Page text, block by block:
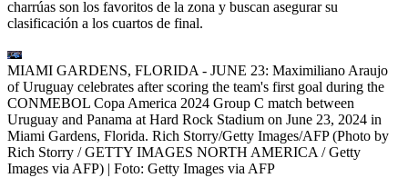
charrúas son los favoritos de la zona y buscan asegurar su
clasificación a los cuartos de final.
MIAMI GARDENS, FLORIDA - JUNE 23: Maximiliano Araujo
of Uruguay celebrates after scoring the team's first goal during the
CONMEBOL Copa America 2024 Group C match between
Uruguay and Panama at Hard Rock Stadium on June 23, 2024 in
Miami Gardens, Florida. Rich Storry/Getty Images/AFP (Photo by
Rich Storry / GETTY IMAGES NORTH AMERICA / Getty
Images via AFP) | Foto: Getty Images via AFP